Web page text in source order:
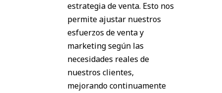
estrategia de venta. Esto nos
permite ajustar nuestros
esfuerzos de venta y
marketing según las
necesidades reales de
nuestros clientes,
mejorando continuamente